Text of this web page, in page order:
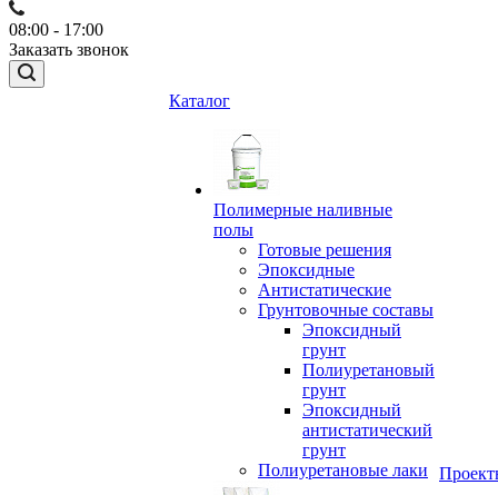
08:00 - 17:00
Заказать звонок
Каталог
Полимерные наливные
полы
Готовые решения
Эпоксидные
Антистатические
Грунтовочные составы
Эпоксидный
грунт
Полиуретановый
грунт
Эпоксидный
антистатический
грунт
Полиуретановые лаки